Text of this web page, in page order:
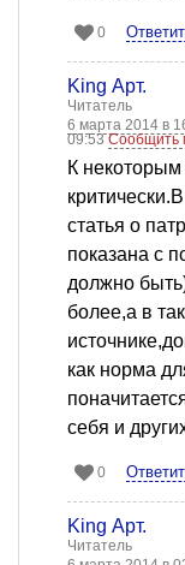
0
King Арт.
Читатель
6 марта 2014 в
09:53Сообщить
К некоторым
статья о
показана с
должно
более,а в
как норма
себя и
0
King Арт.
Читатель